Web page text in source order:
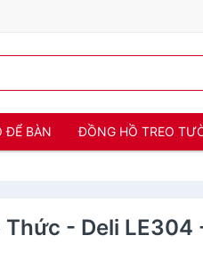
ĐỂ BÀN ĐỒNG HỒ TREO
- Deli LE304